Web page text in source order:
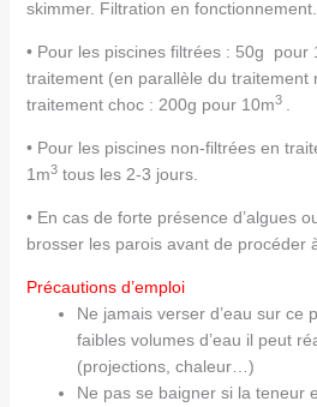
skimmer. Filtration en fonctionnement.
• Pour les piscines filtrées : 50g pour
traitement (en parallèle du traitement
traitement choc : 200g pour 10m3
• Pour les piscines non-filtrées en
1m3tous les 2-3 jours.
• En cas de forte présence d’algues
brosser les parois avant de procéder
Précautions d’emploi
Ne jamais verser d’eau sur ce
faibles volumes d’eau il peut
(projections, chaleur…)
Ne pas se baigner si la teneur